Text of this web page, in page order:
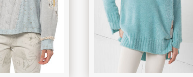
unterstreicht die
dieses Designs.
mit
oder Hosen für
aber dennoch
dieses Stück perfekt
entspannte Tage, ohne
modische Raffinesse
verzichten. Ideal in
mit schlichten Hosen für